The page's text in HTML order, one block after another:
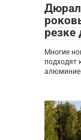
резке
Многие
подходят